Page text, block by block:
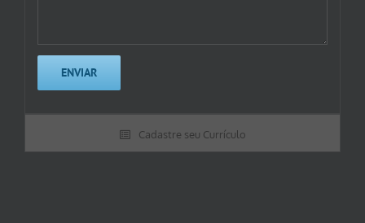
Cadastre seu Currículo